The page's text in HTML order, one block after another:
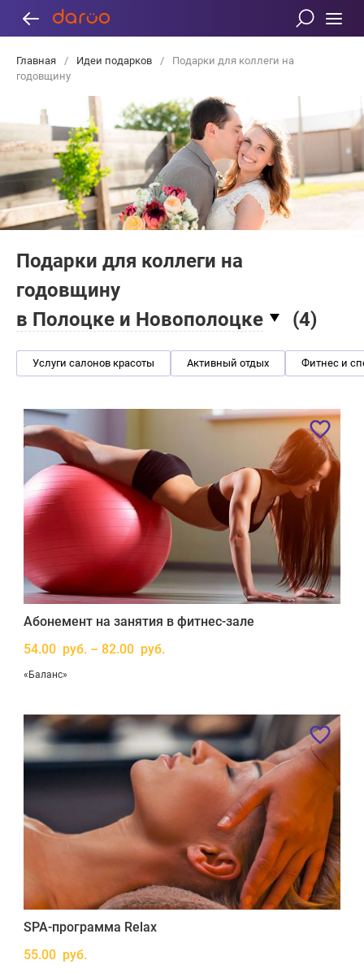
Главная / Идеи подарков /
Подарки для коллеги на
годовщину
Подарки для коллеги на
годовщину
в Полоцке и Новополоцке
(4)
Услуги салонов красоты Активный отдых Фитнес и
Абонемент на занятия в фитнес-зале
54.00 руб. – 82.00 руб.
«Баланс»
SPA-программа Relax
55.00 руб.